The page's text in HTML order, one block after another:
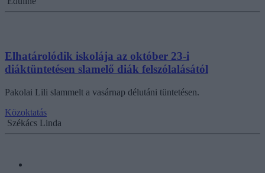
Elhatárolódik iskolája az október 23-i
diáktüntetésen slamelő diák felszólalásától
Pakolai Lili slammelt a vasárnap délutáni tüntetésen.
Közoktatás
Székács Linda